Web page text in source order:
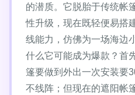
的潜质。它脱胎于传统帐
性升级，现在既轻便易搭
线能力，仿佛为一场海边
什么它可能成为爆款？首
篷要做到外出一次安装要
不线阵；但现在的遮阳帐